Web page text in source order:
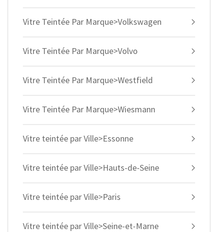
Vitre Teintée Par Marque>Volkswagen
Vitre Teintée Par Marque>Volvo
Vitre Teintée Par Marque>Westfield
Vitre Teintée Par Marque>Wiesmann
Vitre teintée par Ville>Essonne
Vitre teintée par Ville>Hauts-de-Seine
Vitre teintée par Ville>Paris
Vitre teintée par Ville>Seine-et-Marne